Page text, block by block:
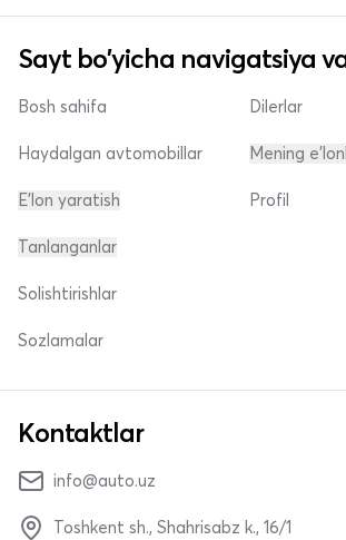
Sayt bo'yicha navigatsiya
Bosh sahifa
Haydalgan avtomobillar
E'lon yaratish
Dilerlar
Mening
Profil
Tanlanganlar
Solishtirishlar
Sozlamalar
Kontaktlar
info@auto.uz
Toshkent sh., Shahrisabz k., 16/1